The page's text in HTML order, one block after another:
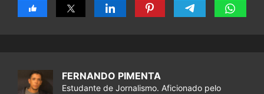
FERNANDO PIMENTA
Estudante de Jornalismo. Aficionado pelo